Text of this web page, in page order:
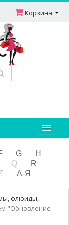
Корзина
G
H
Q
R
А-Я
флюиды,
"Обновление